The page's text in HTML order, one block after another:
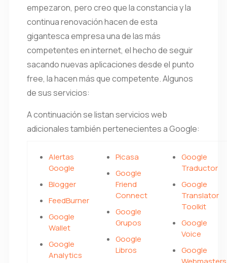
empezaron, pero creo que la constancia y la
continua renovación hacen de esta
gigantesca empresa una de las más
competentes en internet, el hecho de seguir
sacando nuevas aplicaciones desde el punto
free, la hacen más que competente. Algunos
de sus servicios:
A continuación se listan servicios web
adicionales también pertenecientes a Google:
Alertas
Google
Blogger
FeedBurner
Google
Wallet
Google
Analytics
Picasa
Google
Friend
Connect
Google
Grupos
Google
Libros
Google
Traductor
Google
Translator
Toolkit
Google
Voice
Google